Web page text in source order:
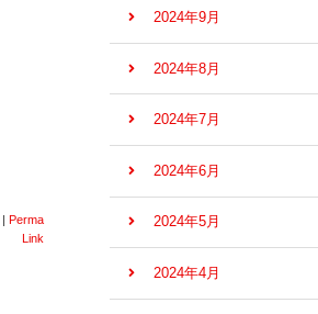
| Perma
Link
2024年9月
2024年8月
2024年7月
2024年6月
2024年5月
2024年4月